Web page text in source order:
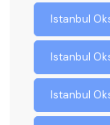
Istanbul
Istanbul
Istanbul